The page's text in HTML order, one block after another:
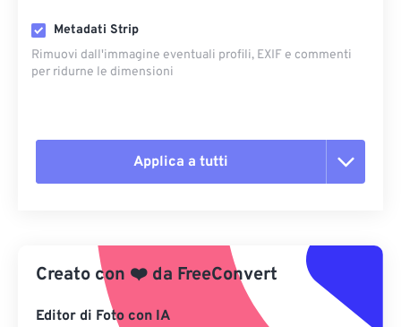
Metadati Strip
Rimuovi dall'immagine eventuali profili, EXIF ​​e commenti
per ridurne le dimensioni
Applica a tutti
Applica da preimpostazione
Salva come predefinito
Creato con ❤️ da FreeConvert
Editor di Foto con IA